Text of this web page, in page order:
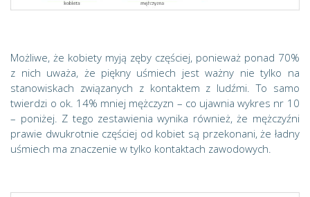
Możliwe, że kobiety myją zęby częściej, ponieważ ponad 70%
z nich uważa, że piękny uśmiech jest ważny nie tylko na
stanowiskach związanych z kontaktem z ludźmi. To samo
twierdzi o ok. 14% mniej mężczyzn – co ujawnia wykres nr 10
– poniżej. Z tego zestawienia wynika również, że mężczyźni
prawie dwukrotnie częściej od kobiet są przekonani, że ładny
uśmiech ma znaczenie w tylko kontaktach zawodowych.